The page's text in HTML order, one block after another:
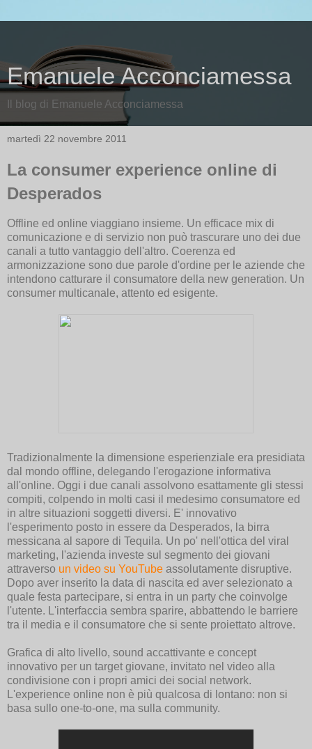
Emanuele Acconciamessa
Il blog di Emanuele Acconciamessa
martedì 22 novembre 2011
La consumer experience online di
Desperados
Offline ed online viaggiano insieme. Un efficace mix di
comunicazione e di servizio non può trascurare uno dei due
canali a tutto vantaggio dell'altro. Coerenza ed
armonizzazione sono due parole d'ordine per le aziende che
intendono catturare il consumatore della new generation. Un
consumer multicanale, attento ed esigente.
Tradizionalmente la dimensione esperienziale era presidiata
dal mondo offline, delegando l'erogazione informativa
all'online. Oggi i due canali assolvono esattamente gli stessi
compiti, colpendo in molti casi il medesimo consumatore ed
in altre situazioni soggetti diversi. E' innovativo
l'esperimento posto in essere da Desperados, la birra
messicana al sapore di Tequila. Un po' nell'ottica del viral
marketing, l'azienda investe sul segmento dei giovani
attraverso un video su YouTube assolutamente disruptive.
Dopo aver inserito la data di nascita ed aver selezionato a
quale festa partecipare, si entra in un party che coinvolge
l'utente. L'interfaccia sembra sparire, abbattendo le barriere
tra il media e il consumatore che si sente proiettato altrove.
Grafica di alto livello, sound accattivante e concept
innovativo per un target giovane, invitato nel video alla
condivisione con i propri amici dei social network.
L'experience online non è più qualcosa di lontano: non si
basa sullo one-to-one, ma sulla community.